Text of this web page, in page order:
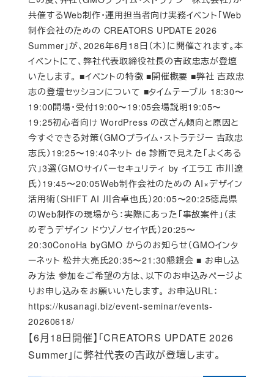
【6月18日開催】「CREATORS UPDATE 2026
Summer」に弊社代表の吉政が登壇します。
共催するWeb制作・運用担当者向け実務イベント「Web
制作会社のための CREATORS UPDATE 2026
Summer」が、2026年6月18日（木）に開催されます。本
イベントにて、弊社代表取締役社長の吉政忠志が登壇
いたします。 ■イベントの特徴 ■開催概要 ■弊社 吉政忠
志の登壇セッションについて ■タイムテーブル 18:30〜
19:00開場・受付19:00〜19:05会場説明19:05〜
19:25初心者向け WordPress の改ざん傾向と原因と
今すぐできる対策（GMOプライム・ストラテジー 吉政忠
志氏）19:25〜19:40ネット de 診断で見えた「よくある
穴」3選（GMOサイバーセキュリティ by イエラエ 市川遼
氏）19:45〜20:05Web制作会社のための AI×デザイン
活用術（SHIFT AI 川合卓也氏）20:05〜20:25徳島県
のWeb制作の現場から：実際にあった「事故案件」（ま
めぞうデザイン ドウゾノセイヤ氏）20:25〜
20:30ConoHa byGMO からのお知らせ（GMOインタ
ーネット 松井大亮氏20:35〜21:30懇親会 ■ お申し込
み方法 参加をご希望の方は、以下のお申込みページよ
りお申し込みをお願いいたします。 お申込URL：
https://kusanagi.biz/event-seminar/events-
20260618/